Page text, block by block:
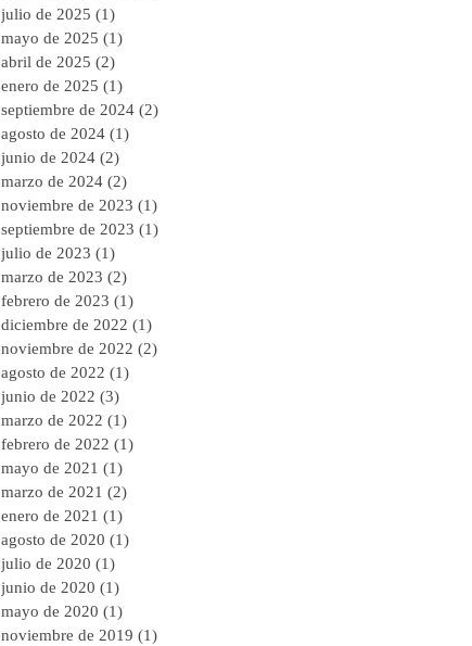
julio de 2025 (1)
mayo de 2025 (1)
abril de 2025 (2)
enero de 2025 (1)
septiembre de 2024 (2)
agosto de 2024 (1)
junio de 2024 (2)
marzo de 2024 (2)
noviembre de 2023 (1)
septiembre de 2023 (1)
julio de 2023 (1)
marzo de 2023 (2)
febrero de 2023 (1)
diciembre de 2022 (1)
noviembre de 2022 (2)
agosto de 2022 (1)
junio de 2022 (3)
marzo de 2022 (1)
febrero de 2022 (1)
mayo de 2021 (1)
marzo de 2021 (2)
enero de 2021 (1)
agosto de 2020 (1)
julio de 2020 (1)
junio de 2020 (1)
mayo de 2020 (1)
noviembre de 2019 (1)